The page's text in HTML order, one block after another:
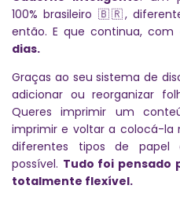
100% brasileiro 🇧🇷,
então. E que continua, com
dias.
Graças ao seu sistema de
adicionar ou reorganizar
Queres imprimir um
imprimir e voltar a colocá-la
diferentes tipos de
possível. Tudo foi pensado
totalmente flexível.